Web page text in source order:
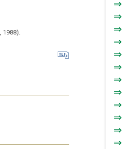
1988).
⇒
⇒
⇒
⇒
⇒
⇒
⇒
⇒
⇒
⇒
⇒
⇒